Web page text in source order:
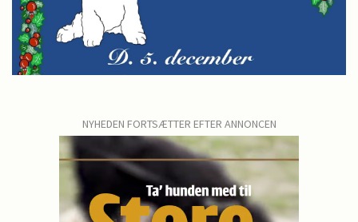
NYHEDEN FORTSÆTTER EFTER ANNONCEN